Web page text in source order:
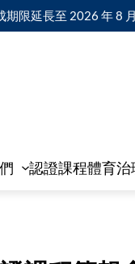
限延長至 2026 年 8 月
認證課程體育治